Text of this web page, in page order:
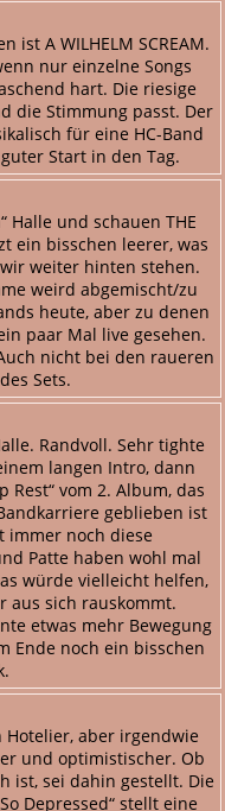
ist A WILHELM SCREAM.
nur einzelne Songs
hart. Die riesige
die Stimmung passt. Der
für eine HC-Band
Start in den Tag.
Halle und schauen THE
ein bisschen leerer, was
weiter hinten stehen.
weird abgemischt/zu
heute, aber zu denen
paar Mal live gesehen.
nicht bei den raueren
Sets.
Randvoll. Sehr tighte
langen Intro, dann
Rest“ vom 2. Album, das
geblieben ist
immer noch diese
Patte haben wohl mal
würde vielleicht helfen,
aus sich rauskommt.
etwas mehr Bewegung
Ende noch ein bisschen
Hotelier, aber irgendwie
und optimistischer. Ob
ist, sei dahin gestellt. Die
Depressed“ stellt eine